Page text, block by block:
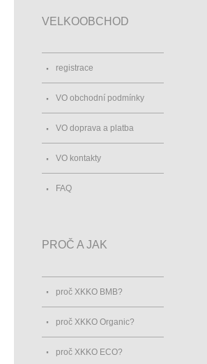
VELKOOBCHOD
registrace
VO obchodní podmínky
VO doprava a platba
VO kontakty
FAQ
PROČ A JAK
proč XKKO BMB?
proč XKKO Organic?
proč XKKO ECO?